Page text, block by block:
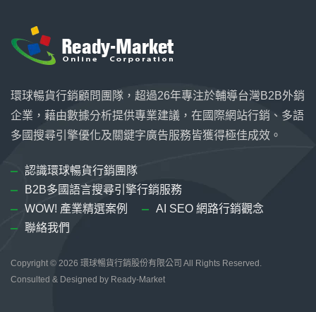
環球暢貨行銷顧問團隊，超過26年專注於輔導台灣B2B外銷
企業，藉由數據分析提供專業建議，在國際網站行銷、多語
多國搜尋引擎優化及關鍵字廣告服務皆獲得極佳成效。
認識環球暢貨行銷團隊
B2B多國語言搜尋引擎行銷服務
WOW! 產業精選案例
AI SEO 網路行銷觀念
聯絡我們
Copyright © 2026 環球暢貨行銷股份有限公司 All Rights Reserved.
Consulted & Designed by Ready-Market